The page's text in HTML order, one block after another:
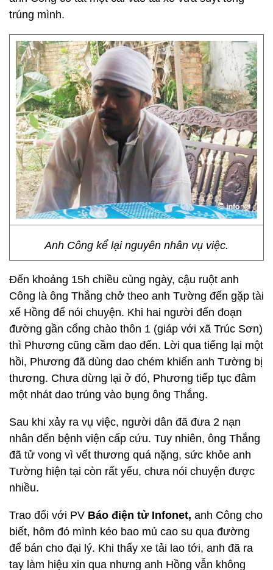
trúng mình.
Anh Công kể lại nguyên nhân vụ việc.
Đến khoảng 15h chiều cùng ngày, cậu ruột anh
Công là ông Thắng chở theo anh Tường đến gặp tài
xế Hồng để nói chuyện. Khi hai người đến đoạn
đường gần cổng chào thôn 1 (giáp với xã Trúc Sơn)
thì Phương cũng cầm dao đến. Lời qua tiếng lại một
hồi, Phương đã dùng dao chém khiến anh Tường bị
thương. Chưa dừng lại ở đó, Phương tiếp tục đâm
một nhát dao trúng vào bụng ông Thắng.
Sau khi xảy ra vụ việc, người dân đã đưa 2 nạn
nhân đến bệnh viện cấp cứu. Tuy nhiên, ông Thắng
đã tử vong vì vết thương quá nặng, sức khỏe anh
Tường hiện tại còn rất yếu, chưa nói chuyện được
nhiều.
Trao đổi với PV Báo điện tử Infonet, anh Công cho
biết, hôm đó mình kéo bao mủ cao su qua đường
để bán cho đại lý. Khi thấy xe tải lao tới, anh đã ra
tay làm hiệu xin qua nhưng anh Hồng vẫn không